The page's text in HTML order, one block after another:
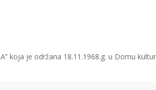
koja je održana 18.11.1968.g. u Domu